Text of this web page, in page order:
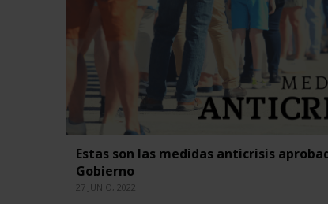
Estas son las medidas anticrisis
Gobierno
27 JUNIO, 2022